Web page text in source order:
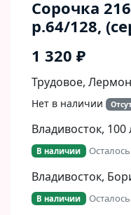
Сорочка
р.64/128,
1 320 ₽
Трудовое,
Нет в наличии
Владивосток, 100
В наличии
Владивосток,
В наличии